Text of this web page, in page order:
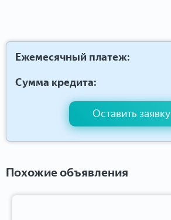
Ежемесячный платеж:
Сумма кредита:
Оставить заявку
Похожие объявления